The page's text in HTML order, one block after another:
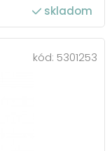
skladom
kód: 5301253